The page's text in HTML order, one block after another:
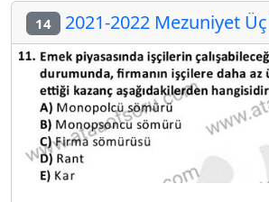
14 2021-2022 Mezuniyet Üç